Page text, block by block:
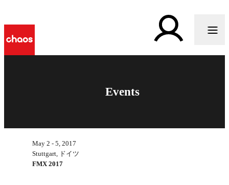
Events
May 2 - 5, 2017
Stuttgart, ドイツ
FMX 2017